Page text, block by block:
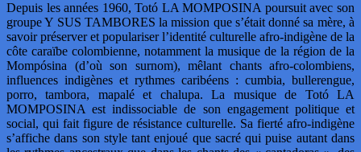
Depuis les années 1960, Totó LA MOMPOSINA poursuit avec son
groupe Y SUS TAMBORES la mission que s’était donné sa mère, à
savoir préserver et populariser l’identité culturelle afro-indigène de la
côte caraïbe colombienne, notamment la musique de la région de la
Mompósina (d’où son surnom), mêlant chants afro-colombiens,
influences indigènes et rythmes caribéens : cumbia, bullerengue,
porro, tambora, mapalé et chalupa. La musique de Totó LA
MOMPOSINA est indissociable de son engagement politique et
social, qui fait figure de résistance culturelle. Sa fierté afro-indigène
s’affiche dans son style tant enjoué que sacré qui puise autant dans